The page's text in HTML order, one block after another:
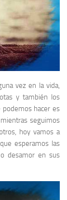
vez en la vida,
y también los
hacer es
seguimos
hoy vamos a
esperamos las
desamor en sus